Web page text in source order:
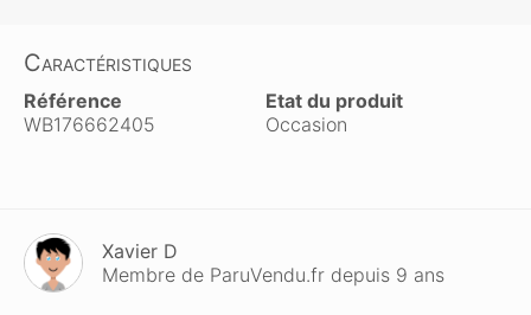
Caractéristiques
Référence
WB176662405
Etat du produit
Occasion
Xavier D
Membre de ParuVendu.fr depuis 9 ans